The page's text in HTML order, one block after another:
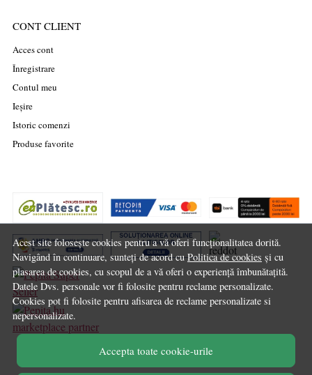
Acest site folosește cookies pentru a vă oferi funcționalitatea dorită.
Navigând în continuare, sunteți de acord cuPolitica de cookies și cu
plasarea de cookies, cu scopul de a vă oferi o experiență îmbunătațită.
Datele Dvs. personale vor fi folosite pentru reclame personalizate.
Cookies pot fi folosite pentru afisarea de reclame personalizate si
nepersonalizate.
Accepta toate cookie-urile
CONT CLIENT
Acces cont
Înregistrare
Contul meu
Ieșire
Istoric comenzi
Produse favorite
marketplace partner